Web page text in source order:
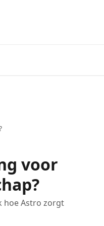
voor
hoe Astro zorgt